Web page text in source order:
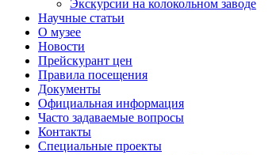
Экскурсии на колокольном заводе
Научные статьи
О музее
Новости
Прейскурант цен
Правила посещения
Документы
Официальная информация
Часто задаваемые вопросы
Контакты
Специальные проекты